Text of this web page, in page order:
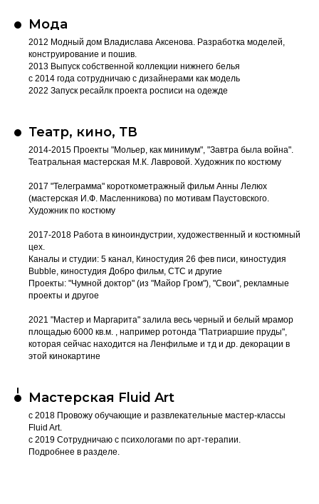
Мода
2012 Модный дом Владислава Аксенова. Разработка моделей,
конструирование и пошив.
2013 Выпуск собственной коллекции нижнего белья
с 2014 года сотрудничаю с дизайнерами как модель
2022 Запуск ресайлк проекта росписи на одежде
Театр, кино, ТВ
2014-2015 Проекты "Мольер, как минимум", "Завтра была война".
Театральная мастерская М.К. Лавровой. Художник по костюму
2017 "Телеграмма" короткометражный фильм Анны Лелюх
(мастерская И.Ф. Масленникова) по мотивам Паустовского.
Художник по костюму
2017-2018 Работа в киноиндустрии, художественный и костюмный
цех.
Каналы и студии: 5 канал, Киностудия 26 фев писи, киностудия
Bubble, киностудия Добро фильм, СТС и другие
Проекты: "Чумной доктор" (из "Майор Гром"), "Свои", рекламные
проекты и другое
2021 "Мастер и Маргарита" залила весь черный и белый мрамор
площадью 6000 кв.м. , например ротонда "Патриаршие пруды",
которая сейчас находится на Ленфильме и тд и др. декорации в
этой кинокартине
Мастерская Fluid Art
с 2018 Провожу обучающие и развлекательные мастер-классы
Fluid Art.
с 2019 Сотрудничаю с психологами по арт-терапии.
Подробнее в разделе.